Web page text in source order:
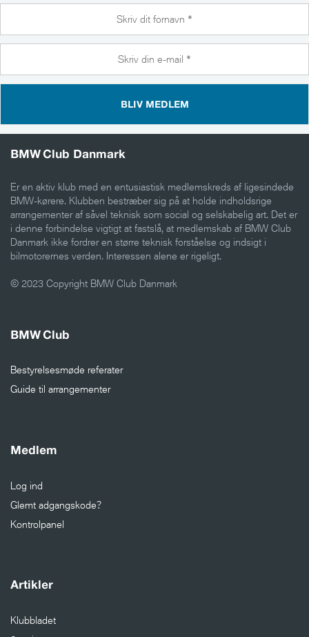
BLIV MEDLEM
BMW Club Danmark
Er en aktiv klub med en entusiastisk medlemskreds af ligesindede
BMW-kørere. Klubben bestræber sig på at holde indholdsrige
arrangementer af såvel teknisk som social og selskabelig art. Det er
i denne forbindelse vigtigt at fastslå, at medlemskab af BMW Club
Danmark ikke fordrer en større teknisk forståelse og indsigt i
bilmotorernes verden. Interessen alene er rigeligt.
© 2023 Copyright BMW Club Danmark
BMW Club
Bestyrelsesmøde referater
Guide til arrangementer
Medlem
Log ind
Glemt adgangskode?
Kontrolpanel
Artikler
Klubbladet